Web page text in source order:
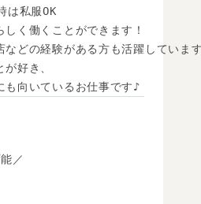
は私服OK
く働くことができます！
などの経験がある方も活躍していま
好き、
も向いているお仕事です♪
／